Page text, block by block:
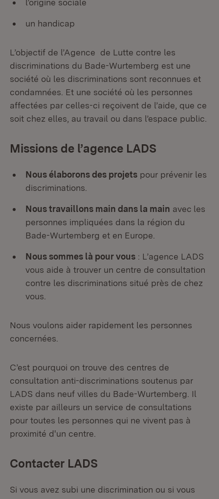
l’origine sociale
un handicap
L’objectif de l’Agence de Lutte contre les
discriminations du Bade-Wurtemberg est une
société où les discriminations sont reconnues et
condamnées. Et une société où les personnes
affectées par celles-ci reçoivent de l’aide, que ce
soit chez elles, au travail ou dans l’espace public.
Missions de l’agence LADS
Nous élaborons des projets pour prévenir les
discriminations.
Nous travaillons main dans la main avec les
personnes impliquées dans la région du
Bade-Wurtemberg et en Europe.
Nous sommes là pour vous : L’agence LADS
vous aide à trouver un centre de consultation
contre les discriminations situé près de chez
vous.
Nous voulons aider rapidement les personnes
concernées.
C’est pourquoi on trouve des centres de
consultation anti-discriminations soutenus par
LADS dans neuf villes du Bade-Wurtemberg. Il
existe par ailleurs un service de consultations
pour toutes les personnes qui ne vivent pas à
proximité d'un centre.
Contacter LADS
Si vous avez subi une discrimination ou si vous